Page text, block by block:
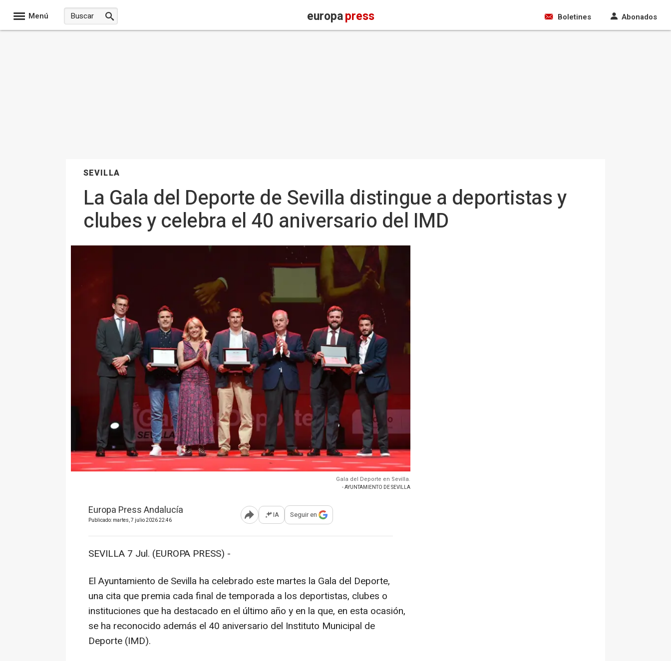
Menú europapress Boletines Abonados
SEVILLA
La Gala del Deporte de Sevilla distingue a deportistas y
clubes y celebra el 40 aniversario del IMD
Gala del Deporte en Sevilla.
- AYUNTAMIENTO DE SEVILLA
Europa Press Andalucía
Publicado: martes, 7 julio 2026 22:46 Abrir opciones para compartir
IA Seguir en
SEVILLA 7 Jul. (EUROPA PRESS) -
El Ayuntamiento de Sevilla ha celebrado este martes la Gala del Deporte,
una cita que premia cada final de temporada a los deportistas, clubes o
instituciones que ha destacado en el último año y en la que, en esta ocasión,
se ha reconocido además el 40 aniversario del Instituto Municipal de
Deporte (IMD).